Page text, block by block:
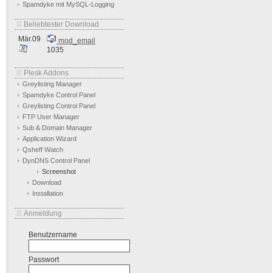
Spamdyke mit MySQL-Logging
Beliebtester Download
Mär.09
mod_email
1035
Plesk Addons
Greylisting Manager
Spamdyke Control Panel
Greylisting Control Panel
FTP User Manager
Sub & Domain Manager
Application Wizard
Qsheff Watch
DynDNS Control Panel
Screenshot
Download
Installation
Anmeldung
Benutzername
Passwort